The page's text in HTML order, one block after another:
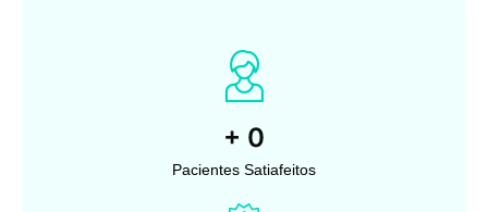
+ 0
Pacientes Satiafeitos